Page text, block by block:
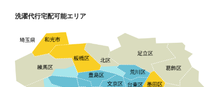
洗濯代行宅配可能エリア